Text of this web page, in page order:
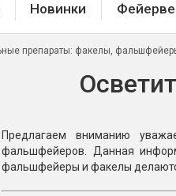
Пневмохлопушки
Новинки
препараты: факелы,
Предлагаем вниманию
фальшфейеров. Данная
фальшфейеры и факелы